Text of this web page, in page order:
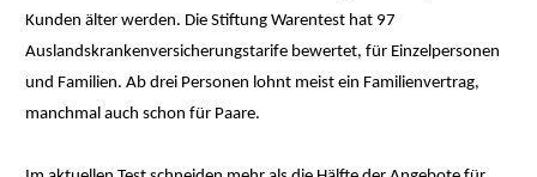
Kunden älter werden. Die Stiftung Warentest hat 97
Auslandskrankenversicherungstarife bewertet, für Einzelpersonen
und Familien. Ab drei Personen lohnt meist ein Familienvertrag,
manchmal auch schon für Paare.